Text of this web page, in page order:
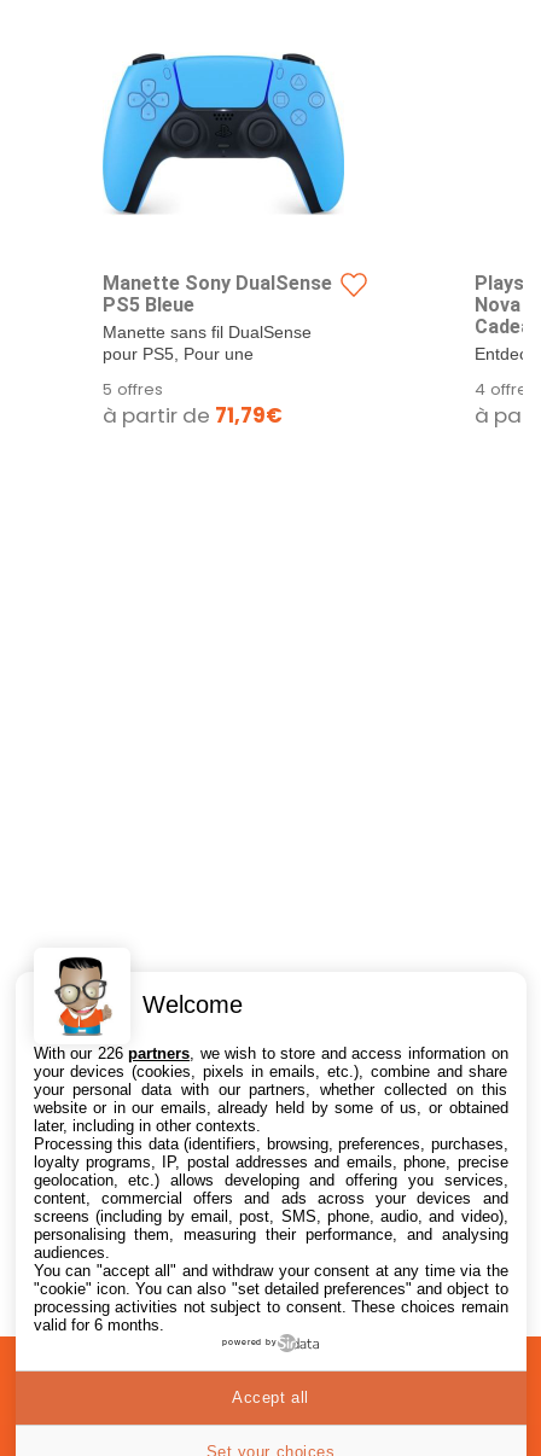
Manette Sony DualSense
PS5 Bleue
Manette sans fil DualSense
pour PS5, Pour une
5 offres
à partir de 71,79€
Nova
4 offres
à
Intéressant ? Partagez !
A
Confidentialité
© 2012-2026
Welcome
With our 226partners , we wish to store and access information on
your devices (cookies, pixels in emails, etc.), combine and share
your personal data with our partners, whether collected on this
website or in our emails, already held by some of us, or obtained
later, including in other contexts.
Processing this data (identifiers, browsing, preferences, purchases,
loyalty programs, IP, postal addresses and emails, phone, precise
geolocation, etc.) allows developing and offering you services,
content, commercial offers and ads across your devices and
screens (including by email, post, SMS, phone, audio, and video),
personalising them, measuring their performance, and analysing
audiences.
You can "accept all" and withdraw your consent at any time via the
"cookie" icon. You can also "set detailed preferences" and object to
processing activities not subject to consent. These choices remain
valid for 6 months.
powered by
Set your choices
Accept all